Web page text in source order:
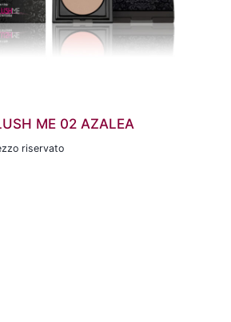
ME 02 AZALEA
riservato